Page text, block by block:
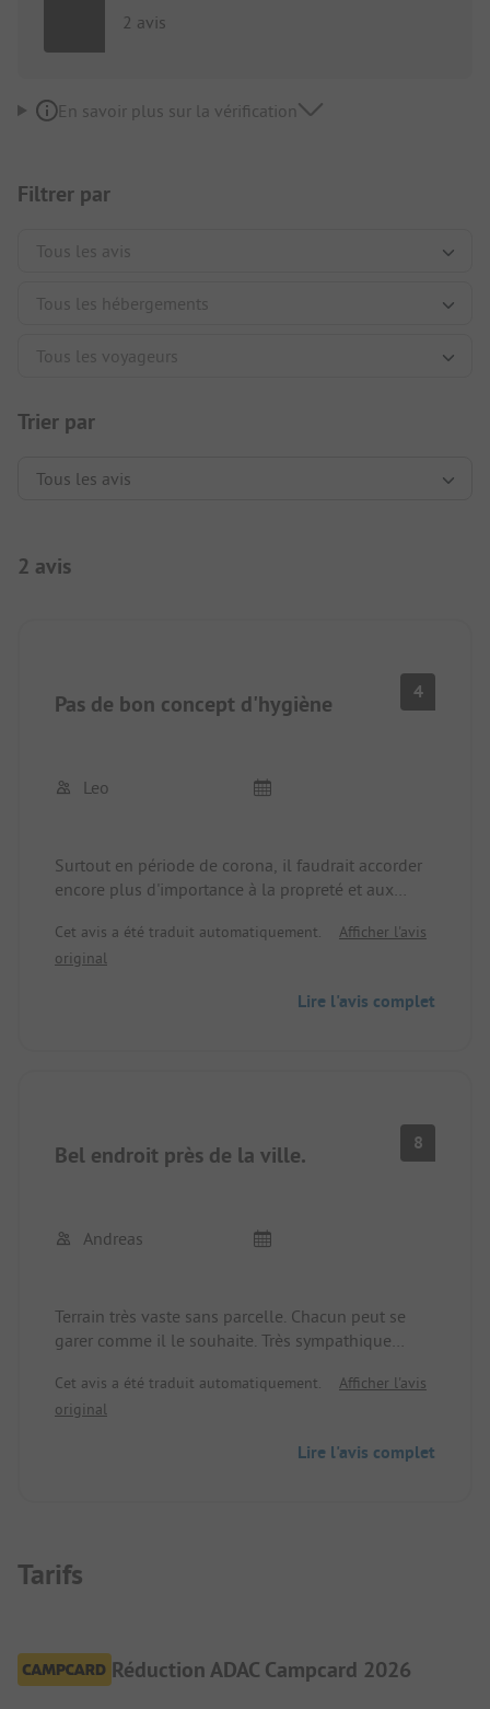
2 avis
En savoir plus sur la vérification
Filtrer par
Trier par
2 avis
Pas de bon concept d'hygiène 4
Leo
Surtout en période de corona, il faudrait accorder
encore plus d'importance à la propreté et aux
femmes devront aller dans une toilette. L'autre
étant, selon l'affichage, défectueuse. Et cela dure
Cet avis a été traduit automatiquement.
Afficher l'avis
original
Lire l'avis complet
Bel endroit près de la ville. 8
Andreas
Terrain très vaste sans parcelle. Chacun peut se
garer comme il le souhaite. Très sympathique
minutes, kilomètres de pistes cyclables asphaltées
des deux côtés de la rivière.
rénovations mais correctes. Restaurant fermé à
Cet avis a été traduit automatiquement.
Afficher l'avis
original
Lire l'avis complet
Tarifs
Réduction ADAC Campcard 2026